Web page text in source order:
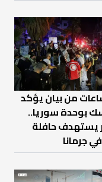
من بيان يؤكد
بوحدة سوريا..
يستهدف حافلة
جرمانا